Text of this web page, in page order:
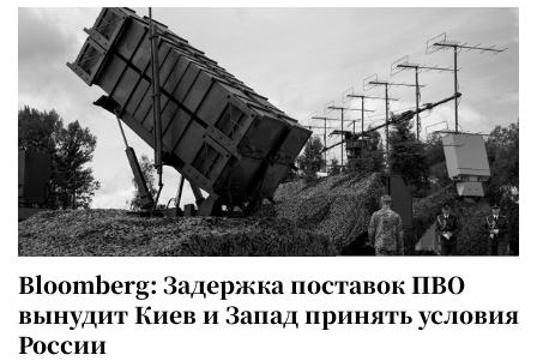
Bloomberg: Задержка поставок ПВО
вынудит Киев и Запад принять условия
России